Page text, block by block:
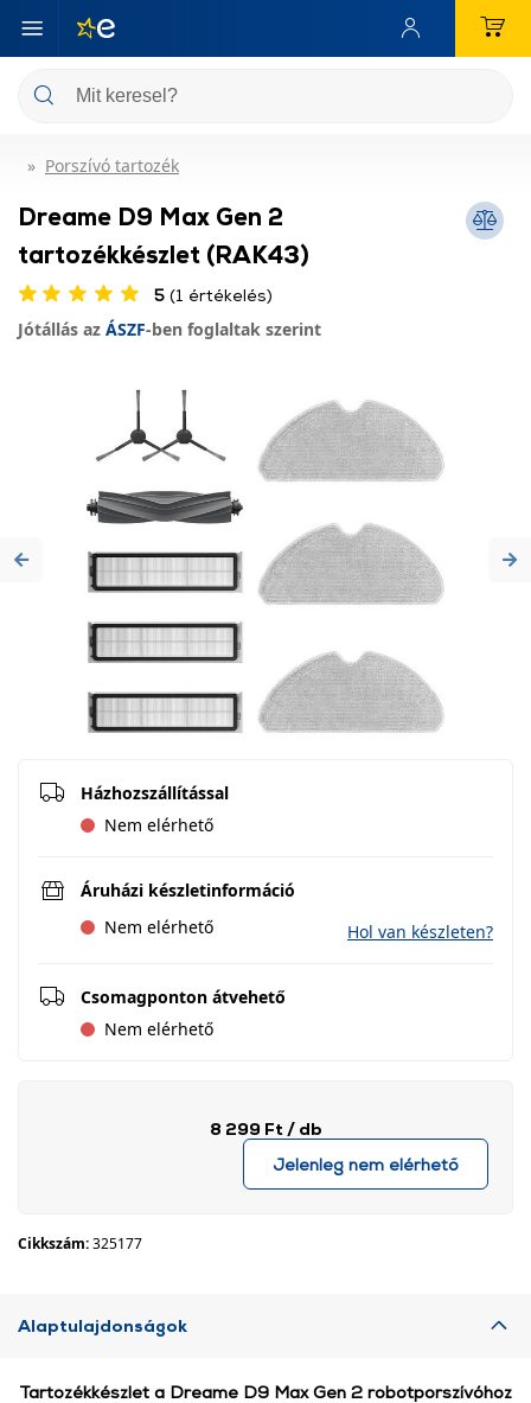
Porszívó tartozék
Dreame D9 Max Gen 2
tartozékkészlet (RAK43)
5 (1 értékelés)
Jótállás az ÁSZF-ben foglaltak szerint
Previous
Házhozszállítással
Nem elérhető
Áruházi készletinformáció
Nem elérhető
Hol van készleten?
Csomagponton átvehető
Nem elérhető
8 299 Ft / db
Jelenleg nem elérhető
Cikkszám:325177
Alaptulajdonságok
Tartozékkészlet a Dreame D9 Max Gen 2 robotporszívóhoz